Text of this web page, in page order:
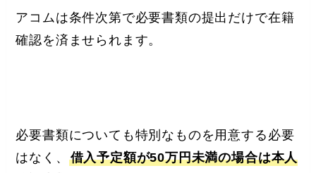
アコムは条件次第で必要書類の提出だけで在籍
確認を済ませられます。
必要書類についても特別なものを用意する必要
はなく、 借入予定額が50万円未満の場合は本人